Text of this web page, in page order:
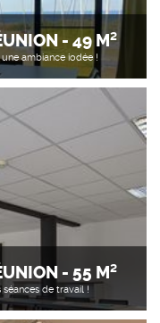
- 49 M²
ambiance iodée !
- 55 M²
de travail !